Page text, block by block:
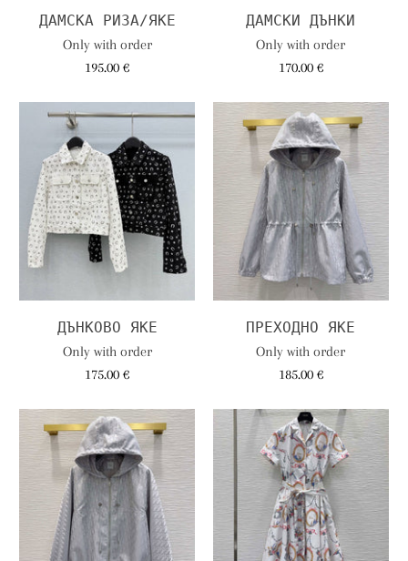
ДАМСКА РИЗА/ЯКЕ
Only with order
195.00 €
ДАМСКИ ДЪНКИ
Only with order
170.00 €
ДЪНКОВО ЯКЕ
Only with order
175.00 €
ПРЕХОДНО ЯКЕ
Only with order
185.00 €